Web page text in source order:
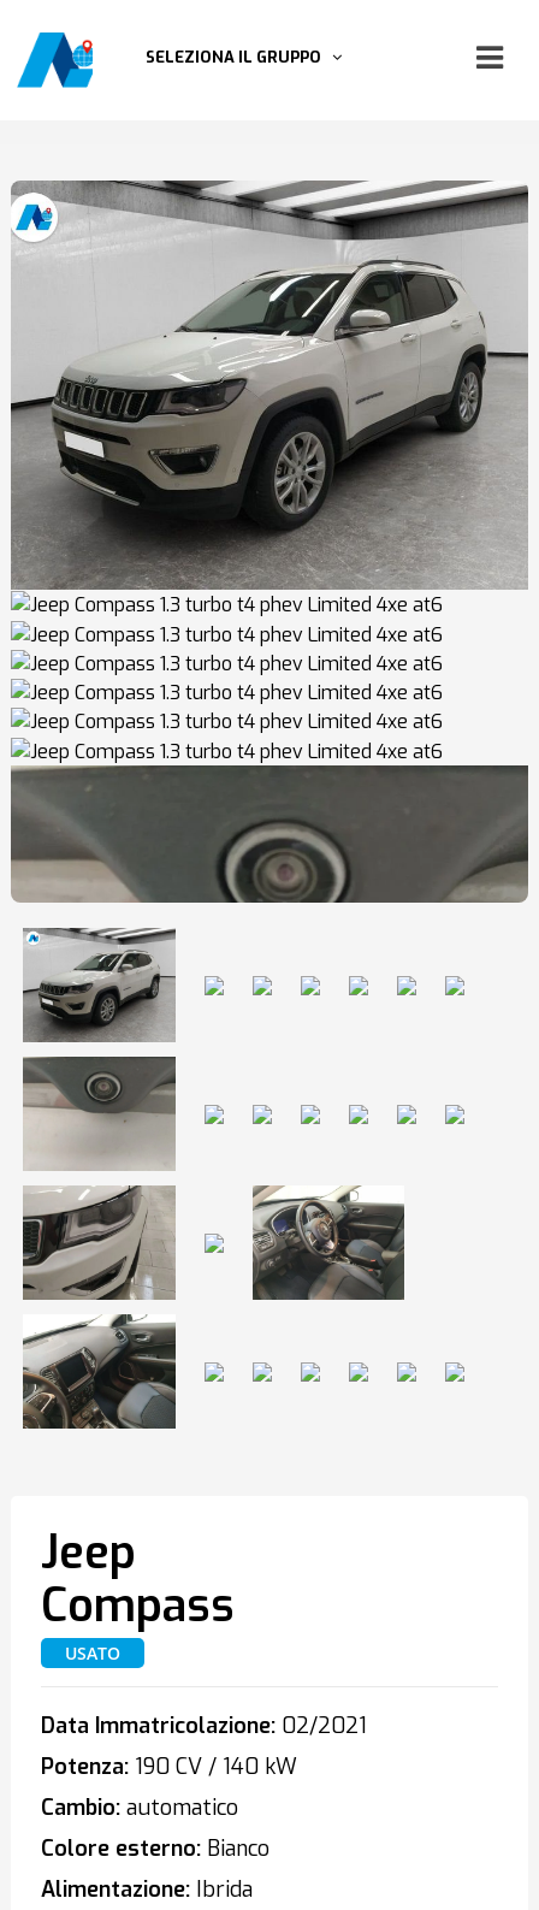
SELEZIONA IL GRUPPO
Jeep
Compass
USATO
Data Immatricolazione:02/2021
Potenza:190 CV / 140 kW
Cambio:automatico
Colore esterno:Bianco
Alimentazione:Ibrida